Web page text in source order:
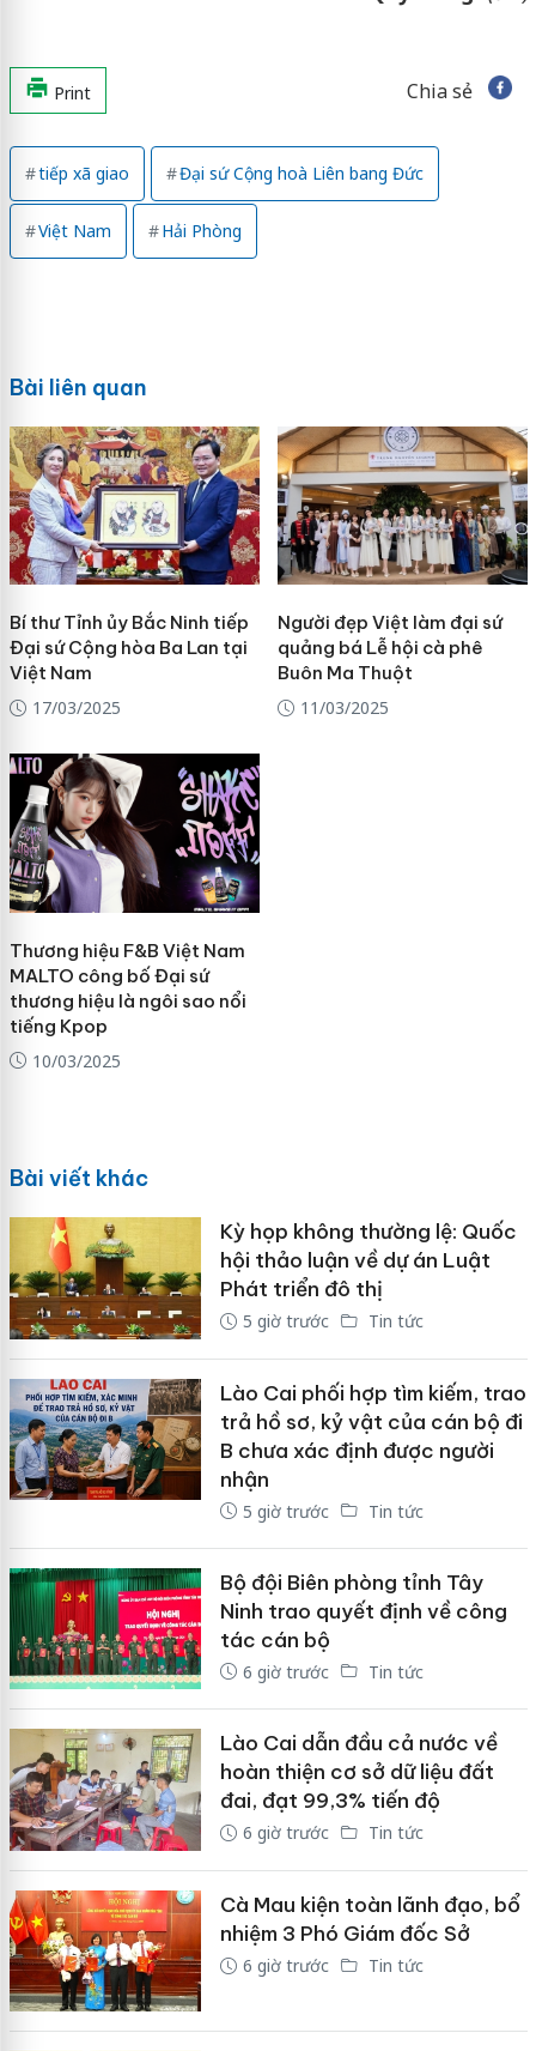
Print Chia sẻ
tiếp xã giao Đại sứ Cộng hoà Liên bang Đức
Việt Nam Hải Phòng
Bài liên quan
Bí thư Tỉnh ủy Bắc Ninh tiếp
Đại sứ Cộng hòa Ba Lan tại
Việt Nam
17/03/2025
Người đẹp Việt làm đại sứ
quảng bá Lễ hội cà phê
Buôn Ma Thuột
11/03/2025
Thương hiệu F&B Việt Nam
MALTO công bố Đại sứ
thương hiệu là ngôi sao nổi
tiếng Kpop
10/03/2025
Bài viết khác
Kỳ họp không thường lệ: Quốc
hội thảo luận về dự án Luật
Phát triển đô thị
5 giờ trước Tin tức
Lào Cai phối hợp tìm kiếm, trao
trả hồ sơ, kỷ vật của cán bộ đi
B chưa xác định được người
nhận
5 giờ trước Tin tức
Bộ đội Biên phòng tỉnh Tây
Ninh trao quyết định về công
tác cán bộ
6 giờ trước Tin tức
Lào Cai dẫn đầu cả nước về
hoàn thiện cơ sở dữ liệu đất
đai, đạt 99,3% tiến độ
6 giờ trước Tin tức
Cà Mau kiện toàn lãnh đạo, bổ
nhiệm 3 Phó Giám đốc Sở
6 giờ trước Tin tức